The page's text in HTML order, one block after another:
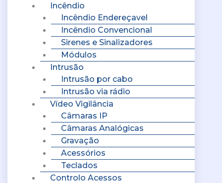
Incêndio
Incêndio Endereçavel
Incêndio Convencional
Sirenes e Sinalizadores
Módulos
Intrusão
Intrusão por cabo
Intrusão via rádio
Vídeo Vigilância
Câmaras IP
Câmaras Analógicas
Gravação
Acessórios
Teclados
Controlo Acessos